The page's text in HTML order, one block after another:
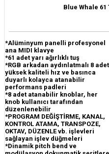
Blue Whale
*Alüminyum panelli profesyonel
ana MIDI klavye
*61 adet yarı ağırlıklı tuş
*RGB arkadan aydınlatmalı 8 adet
yüksek kaliteli hız ve basınca
duyarlı kolayca atanabilir
performans padleri
*8 adet atanabilir knoblar, her
knob kullanıcı tarafından
düzenlenebilir
*PROGRAM DEĞİŞTİRME, KANAL,
KONTROL ATAMA, TRANSPOZE,
OKTAV, DÜZENLE vb. işlevleri
sağlayan işlev düğmeleri
*Dinamik pitch bend ve